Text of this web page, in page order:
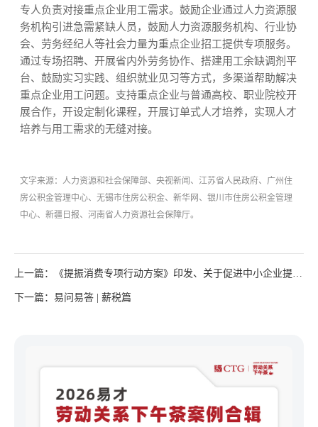
专人负责对接重点企业用工需求。鼓励企业通过人力资源服
务机构引进急需紧缺人员，鼓励人力资源服务机构、行业协
会、劳务经纪人等社会力量为重点企业招工提供专项服务。
通过专场招聘、开展省内外劳务协作、搭建用工余缺调剂平
台、鼓励实习实践、组织就业见习等方式，多渠道帮助解决
重点企业用工问题。支持重点企业与普通高校、职业院校开
展合作，开设定制化课程，开展订单式人才培养，实现人才
培养与用工需求的无缝对接。
文字来源：人力资源和社会保障部、央视新闻、江苏省人民政府、广州住
房公积金管理中心、无锡市住房公积金、新华网、银川市住房公积金管理
中心、新疆日报、河南省人力资源社会保障厅。
上一篇：《提振消费专项行动方案》印发、关于促进中小企业提升
合规意识加强合规管理的指导意见、重庆调整工伤&工亡亲属定期
下一篇：易问易答 | 薪税篇